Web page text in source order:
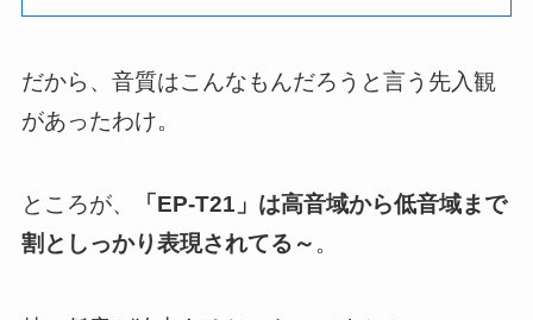
だから、音質はこんなもんだろうと言う先入観
があったわけ。
ところが、
「EP-T21」は高音域から低音域まで
割としっかり表現されてる～ 。